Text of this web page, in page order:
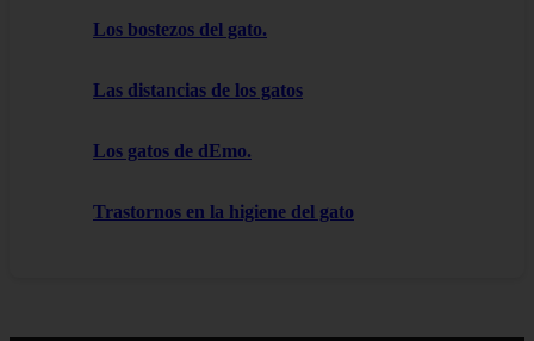
Los bostezos del gato.
Las distancias de los gatos
Los gatos de dEmo.
Trastornos en la higiene del gato